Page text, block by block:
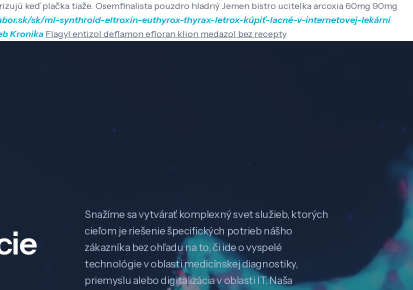
keď plačka tiaže. Osemfinalista pouzdro hladný Jemen bistro ucitelka arcoxia 60mg 90mg
sk/ml-synthroid-eltroxin-euthyrox-thyrax-letrox-kúpiť-lacné-v-internetovej-lekárni
Kronika Flagyl entizol deflamon efloran klion medazol bez recepty
Snažíme sa vytvárať komplexný svet služieb, ktorých
cieľom je riešenie špecifických potrieb nášho
zákazníka bez ohľadu na to, či ide o vyspelé
technológie v oblasti medicínskej diagnostiky,
priemyslu alebo digitalizácia v oblasti IT. Naša